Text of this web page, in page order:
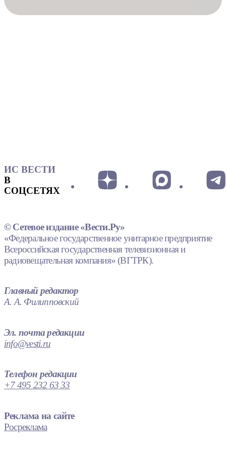
ИС ВЕСТИ
В
СОЦСЕТЯХ
© Сетевое издание «Вести.Ру»
«Федеральное государственное унитарное предприятие
Всероссийская государственная телевизионная и
радиовещательная компания» (ВГТРК).
Главный редактор
А. А. Филипповский
Эл. почта редакции
info@vesti.ru
Телефон редакции
+7 495 232 63 33
Реклама на сайте
Росреклама